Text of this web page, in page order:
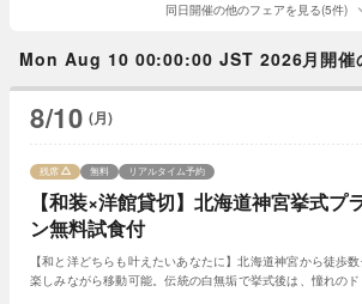
同日開催の他のフェアを見る(5件)
Mon Aug 10 00:00:00 JST 2026月開催
8/10 (月)
【和装×洋館貸切】北海道神宮挙式プ
ン無料試食付
残席 無料 リアルタイム予約
【和と洋どちらも叶えたいあなたに】北海道神宮から徒歩
楽しみながら移動可能。伝統の白無垢で挙式後は、憧れのド